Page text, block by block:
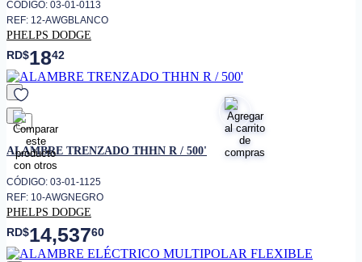
CÓDIGO: 03-01-0113
REF: 12-AWGBLANCO
PHELPS DODGE
RD$1842
favorito
ALAMBRE TRENZADO THHN R / 500'
CÓDIGO: 03-01-1125
REF: 10-AWGNEGRO
PHELPS DODGE
RD$14,53760